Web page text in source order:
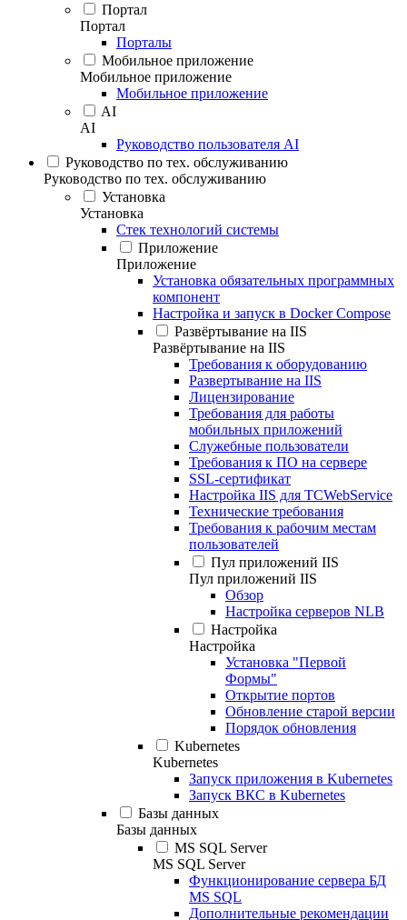
Портал
Портал
Порталы
Мобильное приложение
Мобильное приложение
Мобильное приложение
AI
AI
Руководство пользователя AI
Руководство по тех. обслуживанию
Руководство по тех. обслуживанию
Установка
Установка
Стек технологий системы
Приложение
Приложение
Установка обязательных программных
компонент
Настройка и запуск в Docker Compose
Развёртывание на IIS
Развёртывание на IIS
Требования к оборудованию
Развертывание на IIS
Лицензирование
Требования для работы
мобильных приложений
Служебные пользователи
Требования к ПО на сервере
SSL-сертификат
Настройка IIS для TCWebService
Технические требования
Требования к рабочим местам
пользователей
Пул приложений IIS
Пул приложений IIS
Обзор
Настройка серверов NLB
Настройка
Настройка
Установка "Первой
Формы"
Открытие портов
Обновление старой версии
Порядок обновления
Kubernetes
Kubernetes
Запуск приложения в Kubernetes
Запуск ВКС в Kubernetes
Базы данных
Базы данных
MS SQL Server
MS SQL Server
Функционирование сервера БД
MS SQL
Дополнительные рекомендации